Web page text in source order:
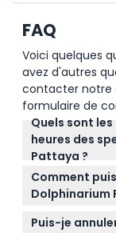
FAQ
Voici quelques
avez d'autres
contacter notre
formulaire de
Quels sont
heures des
Pattaya ?
Le
10h00 à
spectacles
durant
Comment
Dolphinarium
Vous pouvez
Puis-je